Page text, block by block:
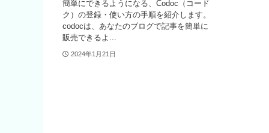
簡単にできるようになる、Codoc（コード
ク）の登録・使い方の手順を紹介します。
codocは、あなたのブログで記事を簡単に
販売できるよ...
2024年1月21日